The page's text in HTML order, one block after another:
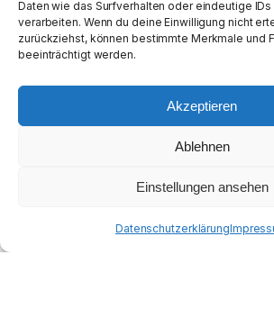
Daten wie das Surfverhalten oder eindeutige
verarbeiten. Wenn du deine Einwilligung nicht
zurückziehst, können bestimmte Merkmale und
beeinträchtigt werden.
Akzeptieren
Ablehnen
Einstellungen ansehen
Datenschutzerklärung
Ein Gutachten kann in diesem
hilfreich sein, weil es den Schaden
beschreibt, sondern strukturiert
der Schaden später nachvollziehbar
muss. Der Bundesgerichtshof hat
betont, dass dem Geschädigten dem
eingeholten
erforderlich war.